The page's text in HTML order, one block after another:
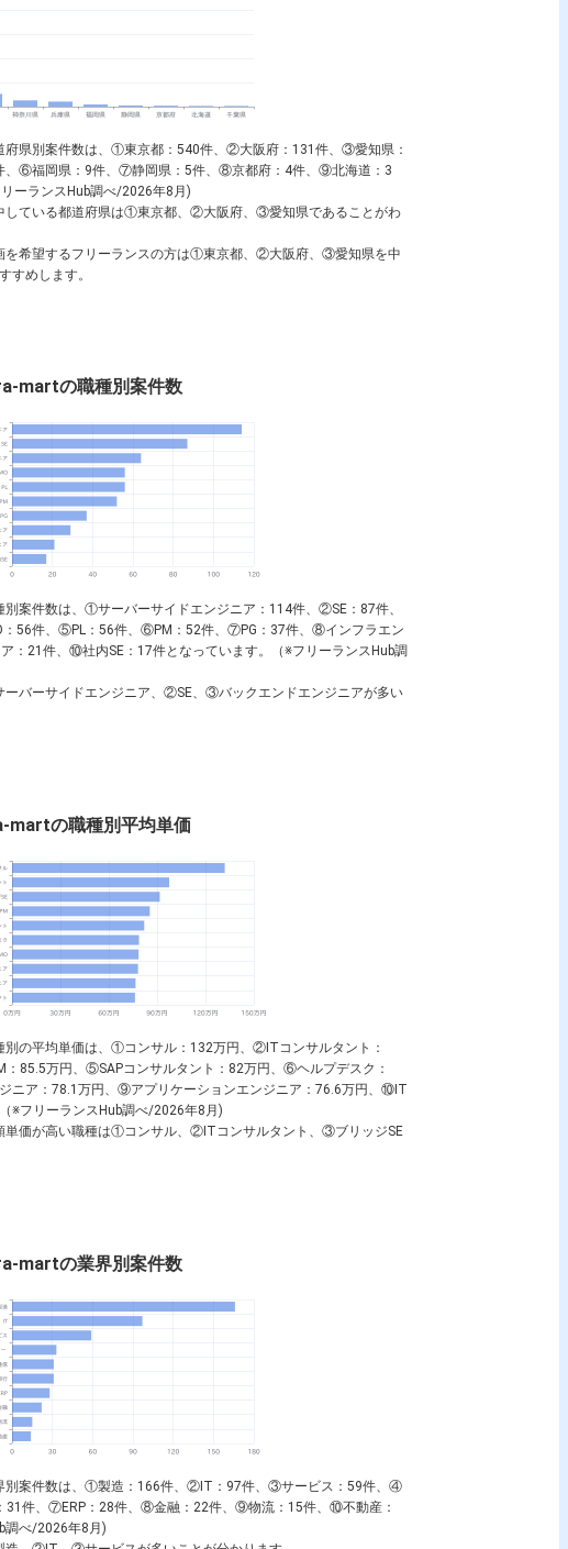
Windows
府県別案件数は、①東京都：540件、②大阪府：131件、③愛知県：
⑥福岡県：9件、⑦静岡県：5件、⑧京都府：4件、⑨北海道：3
ーランスHub調べ/2026年8月)
している都道府県は①東京都、②大阪府、③愛知県であることがわ
を希望するフリーランスの方は①東京都、②大阪府、③愛知県を中
すめします。
martの職種別案件数
別案件数は、①サーバーサイドエンジニア ：114件、②SE：87件、
：56件、⑤PL：56件、⑥PM ：52件、⑦PG ：37件、⑧インフラエン
：21件、⑩社内SE：17件となっています。（※フリーランスHub調
ーバーサイドエンジニア、②SE、③バックエンドエンジニアが多い
martの職種別平均単価
別の平均単価は、①コンサル：132万円、②ITコンサルタント ：
：85.5万円、⑤SAPコンサルタント ：82万円、⑥ヘルプデスク ：
ニア ：78.1万円、⑨アプリケーションエンジニア ：76.6万円、⑩IT
※フリーランスHub調べ/2026年8月)
単価が高い職種は①コンサル、②ITコンサルタント 、③ブリッジSE
martの業界別案件数
別案件数は、①製造：166件、②IT：97件、③サービス：59件、④
件、⑦ERP：28件、⑧金融：22件、⑨物流：15件、⑩不動産：
調べ/2026年8月)